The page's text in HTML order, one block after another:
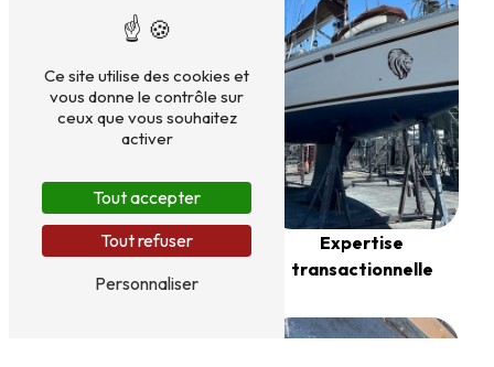
Expertise pré-
assurance maritime
Expertise
transactionnelle
Ce site utilise des cookies et
vous donne le contrôle sur
ceux que vous souhaitez
activer
Tout accepter
Tout refuser
Personnaliser